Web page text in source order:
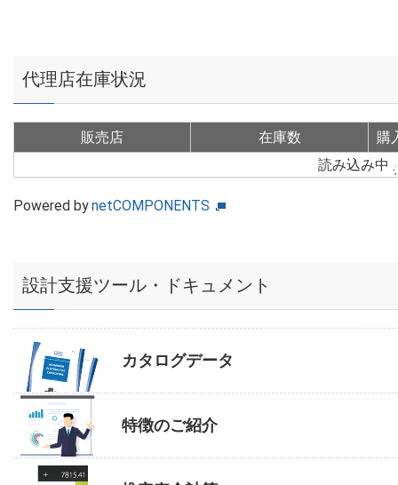
代理店在庫状況
販売店 在庫数
購
読み込み中
Powered bynetCOMPONENTS
設計支援ツール・ドキュメント
カタログデータ
特徴のご紹介